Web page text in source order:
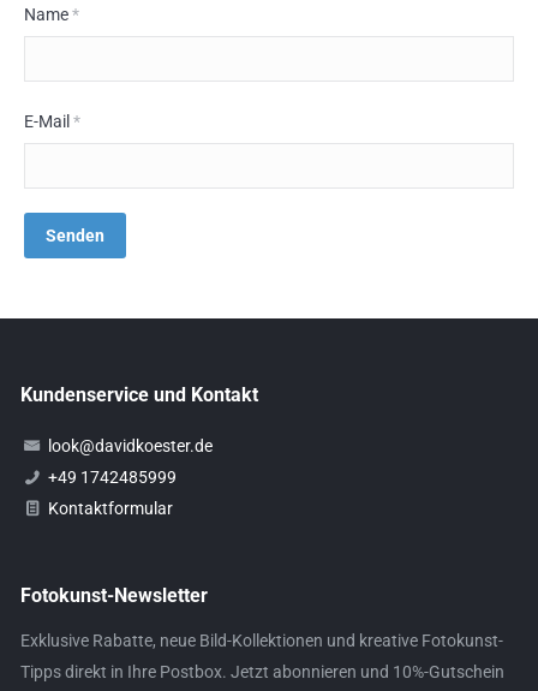
Name*
E-Mail *
Kundenservice und Kontakt
look@davidkoester.de
+49 1742485999
Kontaktformular
Fotokunst-Newsletter
Exklusive Rabatte, neue Bild-Kollektionen und kreative Fotokunst-
Tipps direkt in Ihre Postbox. Jetzt abonnieren und 10%-Gutschein